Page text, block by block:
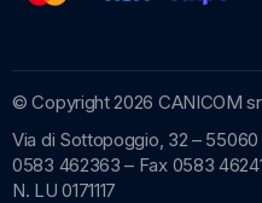
© Copyright 2026 CANICOM
Via di Sottopoggio, 32 –
0583 462363 – Fax 0583
N. LU 0171117